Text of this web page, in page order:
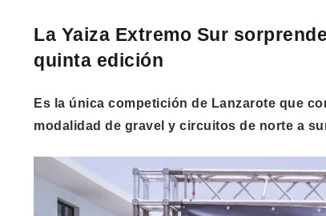
La Yaiza Extremo Sur
quinta edición
Es la única competición de Lanzarote que
modalidad de gravel y circuitos de norte a